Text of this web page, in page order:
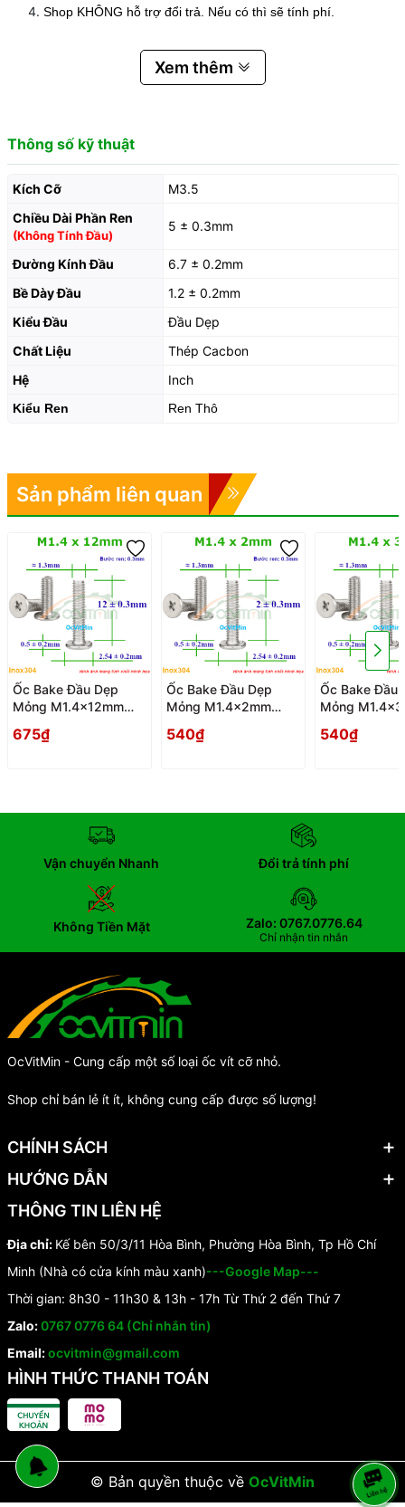
Shop KHÔNG hỗ trợ đổi trả. Nếu có thì sẽ tính phí.
Xem thêm
Thông số kỹ thuật
Kích Cỡ
M3.5
Chiều Dài Phần Ren
(Không Tính Đầu)
5 ± 0.3mm
Đường Kính Đầu
6.7 ± 0.2mm
Bề Dày Đầu
1.2 ± 0.2mm
Kiểu Đầu
Đầu Dẹp
Chất Liệu
Thép Cacbon
Hệ
Inch
Kiểu Ren Ren Thô
Sản phẩm liên quan
Ốc Bake Đầu Dẹp
Mỏng M1.4x12mm
Dau Dep Mong
675₫
Ốc Bake Đầu Dẹp
Mỏng M1.4x2mm
Dau Dep Mong
540₫
Ốc Bake Đầu
Mỏng
Dau Dep
540₫
Vận chuyển Nhanh Đổi trả tính phí
Không Tiền Mặt Zalo: 0767.0776.64
Chỉ nhận tin nhắn
OcVitMin - Cung cấp một số loại ốc vít cỡ nhỏ.
Shop chỉ bán lẻ ít ít, không cung cấp được số lượng!
CHÍNH SÁCH
HƯỚNG DẪN
THÔNG TIN LIÊN HỆ
Địa chỉ: Kế bên 50/3/11 Hòa Bình, Phường Hòa Bình, Tp Hồ Chí
Minh (Nhà có cửa kính màu xanh)---Google Map---
Thời gian: 8h30 - 11h30 & 13h - 17h Từ Thứ 2 đến Thứ 7
Zalo:0767 0776 64 (Chỉ nhắn tin)
Email:ocvitmin@gmail.com
HÌNH THỨC THANH TOÁN
© Bản quyền thuộc về OcVitMin